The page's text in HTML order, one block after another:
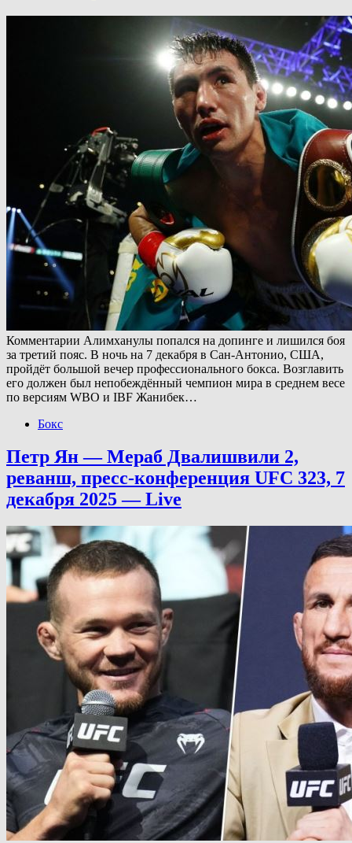
Комментарии Алимханулы попался на допинге и лишился боя
за третий пояс. В ночь на 7 декабря в Сан-Антонио, США,
пройдёт большой вечер профессионального бокса. Возглавить
его должен был непобеждённый чемпион мира в среднем весе
по версиям WBO и IBF Жанибек…
Бокс
Петр Ян — Мераб Двалишвили 2,
реванш, пресс-конференция UFC 323, 7
декабря 2025 — Live